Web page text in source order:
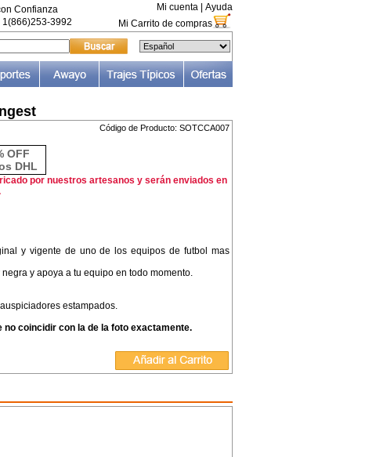
Confianza
1(866)253-3992
Mi cuenta| Ayuda
Mi Carrito de compras
Código de Producto: SOTCCA007
OFF
DHL
por nuestros artesanos y serán enviados en
y vigente de uno de los equipos de futbol mas
y apoya a tu equipo en todo momento.
estampados.
coincidir con la de la foto exactamente.